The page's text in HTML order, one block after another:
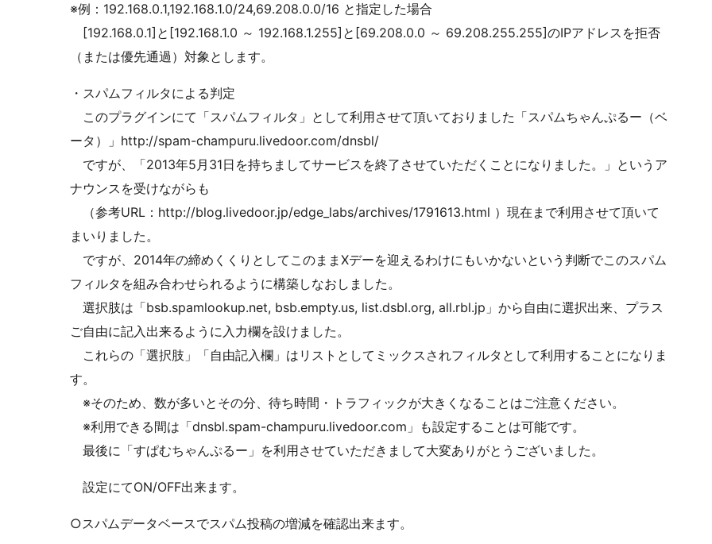
※例：192.168.0.1,192.168.1.0/24,69.208.0.0/16 と指定した場合
[192.168.0.1]と[192.168.1.0 ～ 192.168.1.255]と[69.208.0.0 ～ 69.208.255.255]のIPアドレスを拒否
（または優先通過）対象とします。
・スパムフィルタによる判定
このプラグインにて「スパムフィルタ」として利用させて頂いておりました「スパムちゃんぷるー（ベ
ータ）」http://spam-champuru.livedoor.com/dnsbl/
ですが、「2013年5月31日を持ちましてサービスを終了させていただくことになりました。」というア
ナウンスを受けながらも
（参考URL：http://blog.livedoor.jp/edge_labs/archives/1791613.html ）現在まで利用させて頂いて
まいりました。
ですが、2014年の締めくくりとしてこのままXデーを迎えるわけにもいかないという判断でこのスパム
フィルタを組み合わせられるように構築しなおしました。
選択肢は「bsb.spamlookup.net, bsb.empty.us, list.dsbl.org, all.rbl.jp」から自由に選択出来、プラス
ご自由に記入出来るように入力欄を設けました。
これらの「選択肢」「自由記入欄」はリストとしてミックスされフィルタとして利用することになりま
す。
※そのため、数が多いとその分、待ち時間・トラフィックが大きくなることはご注意ください。
※利用できる間は「dnsbl.spam-champuru.livedoor.com」も設定することは可能です。
最後に「すぱむちゃんぷるー」を利用させていただきまして大変ありがとうございました。
設定にてON/OFF出来ます。
○スパムデータベースでスパム投稿の増減を確認出来ます。